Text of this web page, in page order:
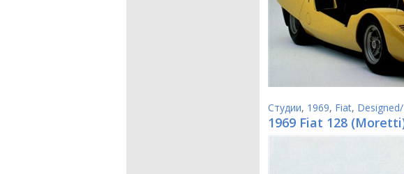
Студии, 1969, Fiat,
1969 Fiat 128